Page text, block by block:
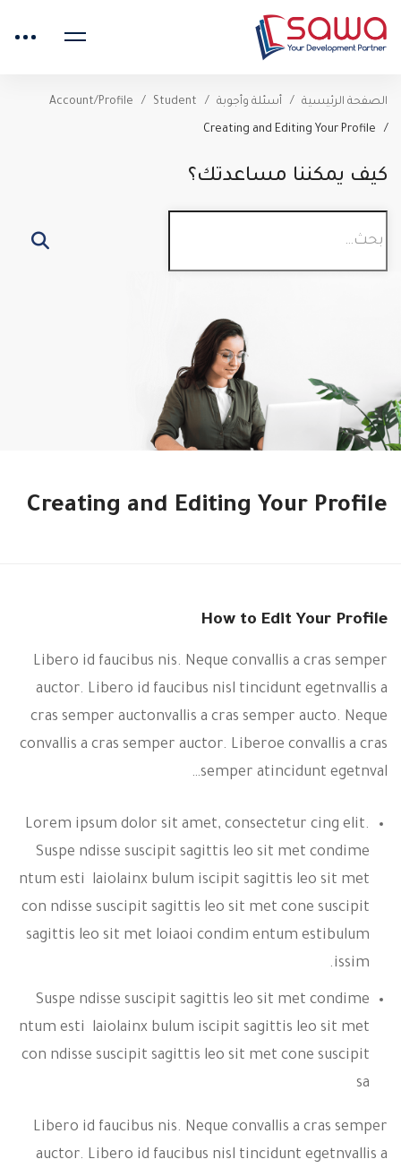
الصفحة الرئيسية أسئلة وأجوبة Student
Account/Profile
Creating and Editing Your Profile
كيف يمكننا مساعدتك؟
Creating and Editing Your Profile
How to Edit Your Profile
Libero id faucibus nis. Neque convallis a cras semper
auctor. Libero id faucibus nisl tincidunt egetnvallis a
cras semper auctonvallis a cras semper aucto. Neque
convallis a cras semper auctor. Liberoe convallis a cras
semper atincidunt egetnval…
Lorem ipsum dolor sit amet, consectetur cing elit.
Suspe ndisse suscipit sagittis leo sit met condime
ntum esti laiolainx bulum iscipit sagittis leo sit met
con ndisse suscipit sagittis leo sit met cone suscipit
sagittis leo sit met loiaoi condim entum estibulum
issim.
Suspe ndisse suscipit sagittis leo sit met condime
ntum esti laiolainx bulum iscipit sagittis leo sit met
con ndisse suscipit sagittis leo sit met cone suscipit
sa
Libero id faucibus nis. Neque convallis a cras semper
auctor. Libero id faucibus nisl tincidunt egetnvallis a